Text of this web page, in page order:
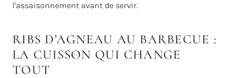
l’assaisonnement avant de servir.
RIBS D’AGNEAU AU BARBECUE :
LA CUISSON QUI CHANGE
TOUT